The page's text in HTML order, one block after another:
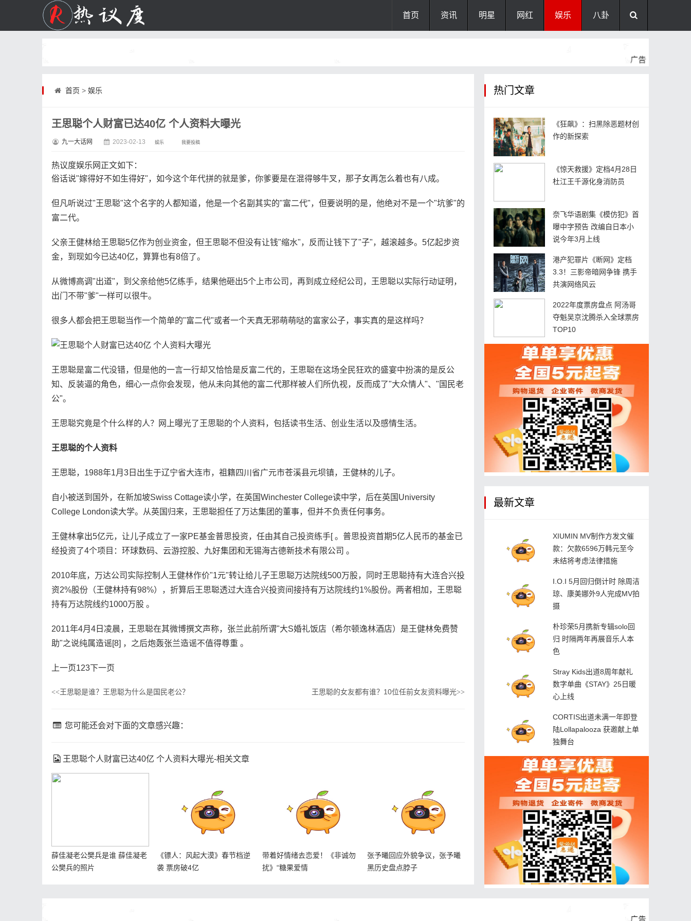
首页 资讯 明星 网红 娱乐 八卦
首页 > 娱乐
王思聪个人财富已达40亿 个人资料大曝光
九一大话网 2023-02-13 娱乐 我要投稿
热议度娱乐网 正文如下：
俗话说"嫁得好不如生得好"，如今这个年代拼的就是爹，你爹要是在混得够牛叉，那子女再怎么着也有八成。
但凡听说过"王思聪"这个名字的人都知道，他是一个名副其实的"富二代"，但要说明的是，他绝对不是一个"坑爹"的
富二代。
父亲王健林给王思聪5亿作为创业资金，但王思聪不但没有让钱"缩水"，反而让钱下了"子"，越滚越多。5亿起步资
金，到现如今已达40亿，算算也有8倍了。
从微博高调"出道"，到父亲给他5亿练手，结果他砸出5个上市公司，再到成立经纪公司，王思聪以实际行动证明，
出门不带"爹"一样可以很牛。
很多人都会把王思聪当作一个简单的"富二代"或者一个天真无邪萌萌哒的富家公子，事实真的是这样吗？
王思聪是富二代没错，但是他的一言一行却又恰恰是反富二代的，王思聪在这场全民狂欢的盛宴中扮演的是反公
知、反装逼的角色，细心一点你会发现，他从未向其他的富二代那样被人们所仇视，反而成了"大众情人"、"国民老
公"。
王思聪究竟是个什么样的人？网上曝光了王思聪的个人资料，包括读书生活、创业生活以及感情生活。
王思聪的个人资料
王思聪，1988年1月3日出生于辽宁省大连市，祖籍四川省广元市苍溪县元坝镇，王健林的儿子。
自小被送到国外，在新加坡Swiss Cottage读小学，在英国Winchester College读中学，后在英国University
College London读大学。从英国归来，王思聪担任了万达集团的董事，但并不负责任何事务。
王健林拿出5亿元，让儿子成立了一家PE基金普思投资，任由其自己投资练手[ 。普思投资首期5亿人民币的基金已
经投资了4个项目：环球数码、云游控股、九好集团和无锡海古德新技术有限公司 。
2010年底，万达公司实际控制人王健林作价"1元"转让给儿子王思聪万达院线500万股，同时王思聪持有大连合兴投
资2%股份（王健林持有98%），折算后王思聪透过大连合兴投资间接持有万达院线约1%股份。两者相加，王思聪
持有万达院线约1000万股 。
2011年4月4日凌晨，王思聪在其微博撰文声称，张兰此前所谓"大S婚礼饭店（希尔顿逸林酒店）是王健林免费赞
助"之说纯属造谣[8] ，之后炮轰张兰造谣不值得尊重 。
上一页123下一页
<<王思聪是谁？王思聪为什么是国民老公？ 王思聪的女友都有谁？10位任前女友资料曝光>>
您可能还会对下面的文章感兴趣：
王思聪个人财富已达40亿 个人资料大曝光-相关文章
薛佳凝老公樊兵是谁 薛佳凝老
公樊兵的照片
《镖人：风起大漠》春节档逆
袭 票房破4亿
带着好情绪去恋爱！《非诚勿
扰》“糖果爱情
张予曦回应外貌争议，张予曦
黑历史盘点脖子
热门文章
《狂飙》：扫黑除恶题材创
作的新探索
《惊天救援》定档4月28日
杜江王千源化身消防员
奈飞华语剧集《模仿犯》首
曝中字预告 改编自日本小
说今年3月上线
港产犯罪片《断网》定档
3.3！三影帝暗网争锋 携手
共演网络风云
2022年度票房盘点 阿汤哥
夺魁吴京沈腾杀入全球票房
TOP10
最新文章
XIUMIN MV制作方发文催
款：欠款6596万韩元至今
未结将考虑法律措施
I.O.I 5月回归倒计时 除周洁
琼、康美娜外9人完成MV拍
摄
朴珍荣5月携新专辑solo回
归 时隔两年再展音乐人本
色
Stray Kids出道8周年献礼
数字单曲《STAY》25日暖
心上线
CORTIS出道未满一年即登
陆Lollapalooza 获邀献上单
独舞台